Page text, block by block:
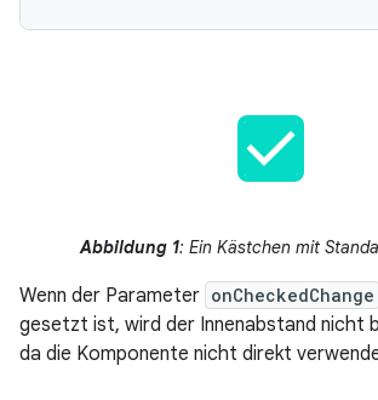
Abbildung 1: Ein Kästchen mit
Wenn der Parameter onCheckedChange
gesetzt ist, wird der Innenabstand nicht
da die Komponente nicht direkt